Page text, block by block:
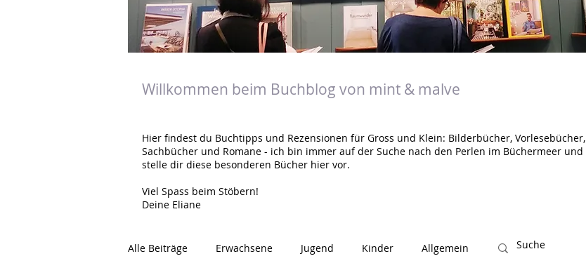
Willkommen beim Buchblog von mint & malve
Hier findest du Buchtipps und Rezensionen für Gross und Klein: Bilderbücher, Vorlesebücher,
Sachbücher und Romane - ich bin immer auf der Suche nach den Perlen im Büchermeer und
stelle dir diese besonderen Bücher hier vor.
Viel Spass beim Stöbern!
Deine Eliane
Alle Beiträge Erwachsene Jugend Kinder Allgemein